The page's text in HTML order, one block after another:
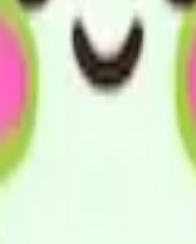
づき適切な保健医療サービス及び福祉サービスが
様々なニーズに応えることができるように事業